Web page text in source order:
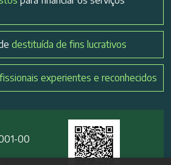
destituída de fins lucrativos
experientes e reconhecidos
00​